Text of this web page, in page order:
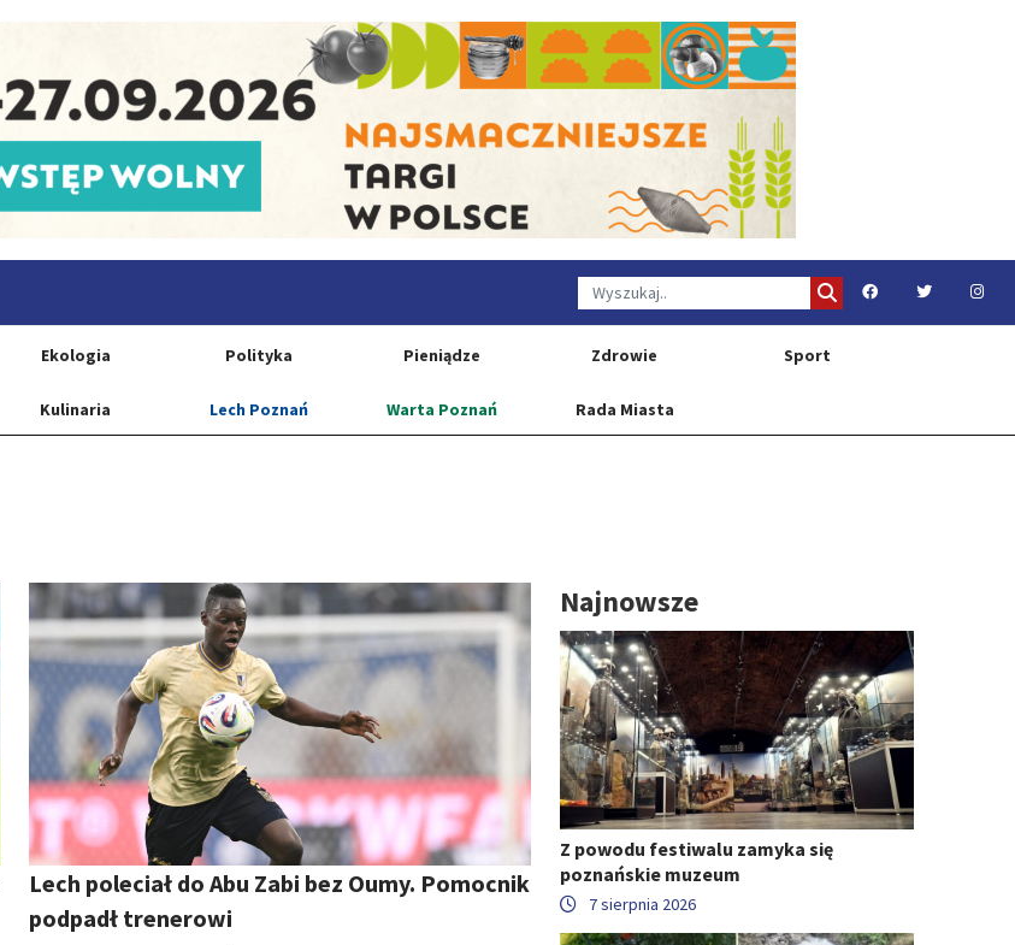
Ekologia Polityka Pieniądze Zdrowie Sport
Kulinaria Lech Poznań Warta Poznań Rada Miasta
Lech poleciał do Abu Zabi bez Oumy. Pomocnik
podpadł trenerowi
Najnowsze
Z powodu festiwalu zamyka się
poznańskie muzeum
7 sierpnia 2026